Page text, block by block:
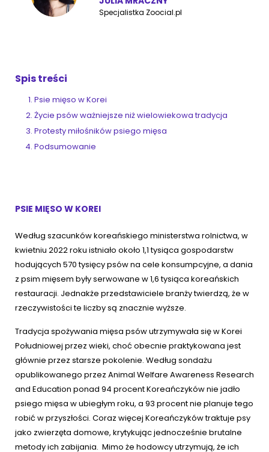
Specjalistka Zoocial.pl
Spis treści
Psie mięso w Korei
Życie psów ważniejsze niż wielowiekowa tradycja
Protesty miłośników psiego mięsa
Podsumowanie
PSIE MIĘSO W KOREI
Według szacunków koreańskiego ministerstwa rolnictwa, w
kwietniu 2022 roku istniało około 1,1 tysiąca gospodarstw
hodujących 570 tysięcy psów na cele konsumpcyjne, a dania
z psim mięsem były serwowane w 1,6 tysiąca koreańskich
restauracji. Jednakże przedstawiciele branży twierdzą, że w
rzeczywistości te liczby są znacznie wyższe.
Tradycja spożywania mięsa psów utrzymywała się w Korei
Południowej przez wieki, choć obecnie praktykowana jest
głównie przez starsze pokolenie. Według sondażu
opublikowanego przez Animal Welfare Awareness Research
and Education ponad 94 procent Koreańczyków nie jadło
psiego mięsa w ubiegłym roku, a 93 procent nie planuje tego
robić w przyszłości. Coraz więcej Koreańczyków traktuje psy
jako zwierzęta domowe, krytykując jednocześnie brutalne
metody ich zabijania. Mimo że hodowcy utrzymują, że ich